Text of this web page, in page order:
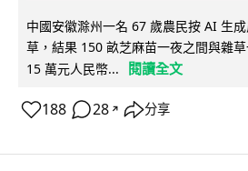
中國安徽滁州一名 67 歲農民按 AI 生
草，結果 150 畝芝麻苗一夜之間與雜
15 萬元人民幣...
閱讀全文
188 28 ↗ 分享